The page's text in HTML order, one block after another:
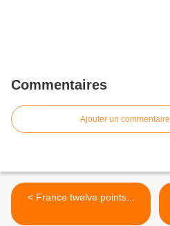
Commentaires
Ajouter un commentaire
< France twelve points...